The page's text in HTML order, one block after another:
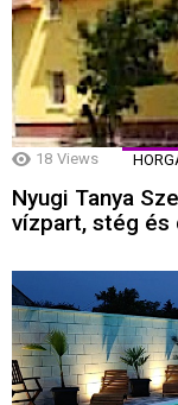
18 Views
Nyugi Tanya
vízpart, stég és